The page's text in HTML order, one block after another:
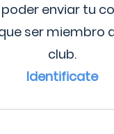
poder enviar tu
ser miembro
club.
Identificate